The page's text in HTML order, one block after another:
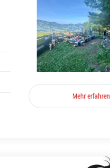
Mehr erfahren